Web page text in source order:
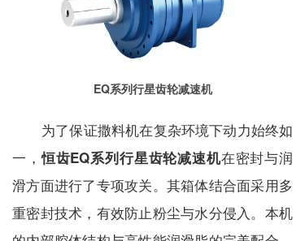
EQ系列行星齿轮减速机
为了保证撒料机在复杂环境下动力始终如
一，恒齿EQ系列行星齿轮减速机在密封与润
滑方面进行了专项攻关。其箱体结合面采用多
重密封技术，有效防止粉尘与水分侵入。本机